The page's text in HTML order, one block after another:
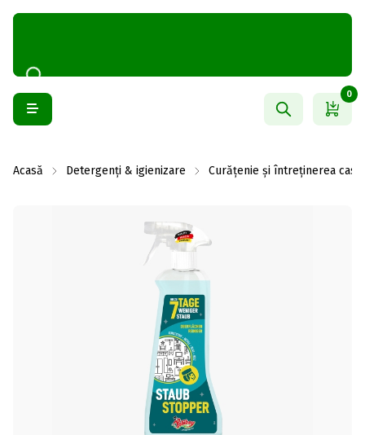
0
Acasă Detergenți & igienizare Curățenie și întreținerea casei